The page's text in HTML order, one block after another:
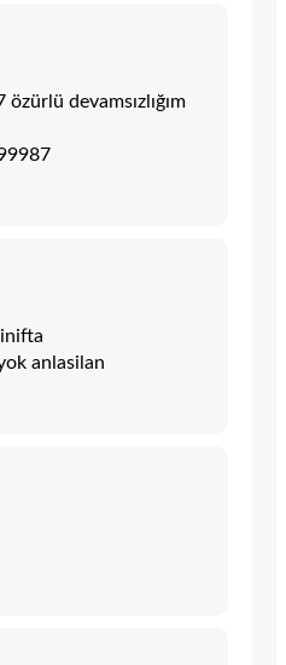
özürlü devamsızlığım
anlasilan